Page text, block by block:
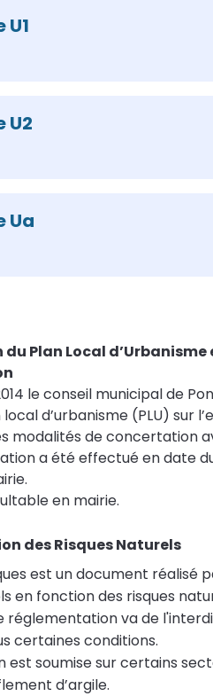
U1
U2
Ua
Plan Local
le conseil municipal de
d’urbanisme (PLU) sur
modalités de concertation
a été effectué en date
en mairie.
des Risques Naturels
est un document réalisé
en fonction des risques
réglementation va de
certaines conditions.
soumise sur certains
d’argile.